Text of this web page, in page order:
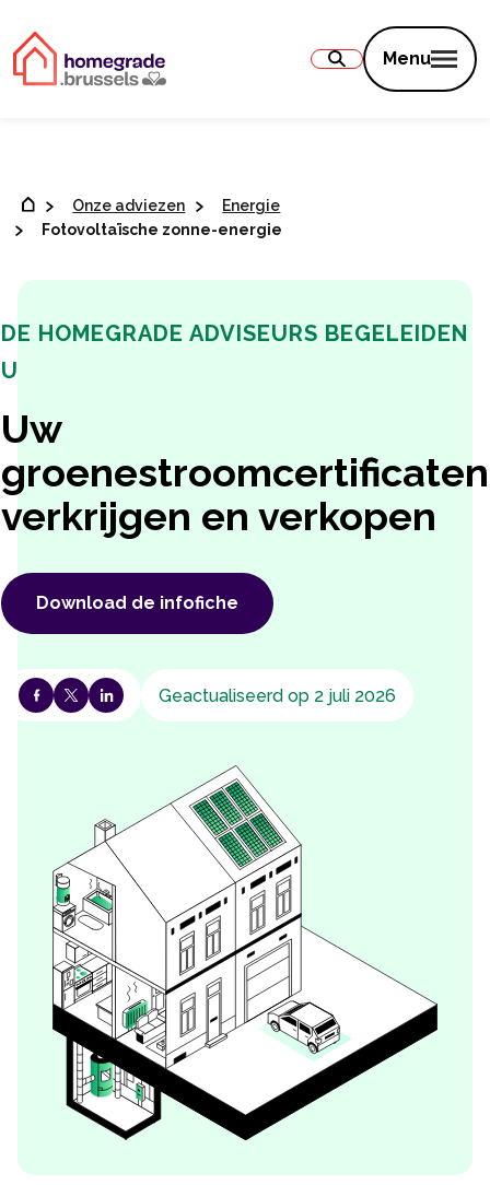
Menu
Onze adviezen
Energie
Fotovoltaïsche zonne-energie
DE HOMEGRADE ADVISEURS BEGELEIDEN
U
Uw
groenestroomcertificaten
verkrijgen en verkopen
Download de infofiche
Geactualiseerd op 2 juli 2026